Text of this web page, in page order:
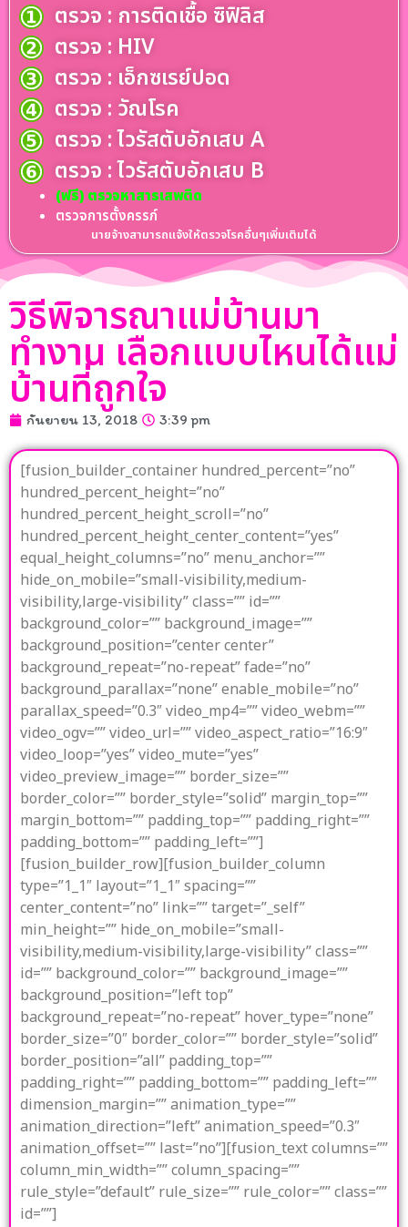
ตรวจ : การติดเชื้อ ซิฟิลิส
ตรวจ : HIV
ตรวจ : เอ็กซเรย์ปอด
ตรวจ : วัณโรค
ตรวจ : ไวรัสตับอักเสบ A
ตรวจ : ไวรัสตับอักเสบ B
(ฟรี) ตรวจหาสารเสพติด
ตรวจการตั้งครรภ์
นายจ้างสามารถแจ้งให้ตรวจโรคอื่นๆเพิ่มเติมได้
วิธีพิจารณาแม่บ้านมา
ทำงาน เลือกแบบไหนได้แม่
บ้านที่ถูกใจ
กันยายน 13, 2018 3:39 pm
[fusion_builder_container hundred_percent=”no”
hundred_percent_height=”no”
hundred_percent_height_scroll=”no”
hundred_percent_height_center_content=”yes”
equal_height_columns=”no” menu_anchor=””
hide_on_mobile=”small-visibility,medium-
visibility,large-visibility” class=”” id=””
background_color=”” background_image=””
background_position=”center center”
background_repeat=”no-repeat” fade=”no”
background_parallax=”none” enable_mobile=”no”
parallax_speed=”0.3″ video_mp4=”” video_webm=””
video_ogv=”” video_url=”” video_aspect_ratio=”16:9″
video_loop=”yes” video_mute=”yes”
video_preview_image=”” border_size=””
border_color=”” border_style=”solid” margin_top=””
margin_bottom=”” padding_top=”” padding_right=””
padding_bottom=”” padding_left=””]
[fusion_builder_row][fusion_builder_column
type=”1_1″ layout=”1_1″ spacing=””
center_content=”no” link=”” target=”_self”
min_height=”” hide_on_mobile=”small-
visibility,medium-visibility,large-visibility” class=””
id=”” background_color=”” background_image=””
background_position=”left top”
background_repeat=”no-repeat” hover_type=”none”
border_size=”0″ border_color=”” border_style=”solid”
border_position=”all” padding_top=””
padding_right=”” padding_bottom=”” padding_left=””
dimension_margin=”” animation_type=””
animation_direction=”left” animation_speed=”0.3″
animation_offset=”” last=”no”][fusion_text columns=””
column_min_width=”” column_spacing=””
rule_style=”default” rule_size=”” rule_color=”” class=””
id=””]